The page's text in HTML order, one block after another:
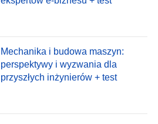
Mechanika i budowa maszyn:
perspektywy i wyzwania dla
przyszłych inżynierów + test